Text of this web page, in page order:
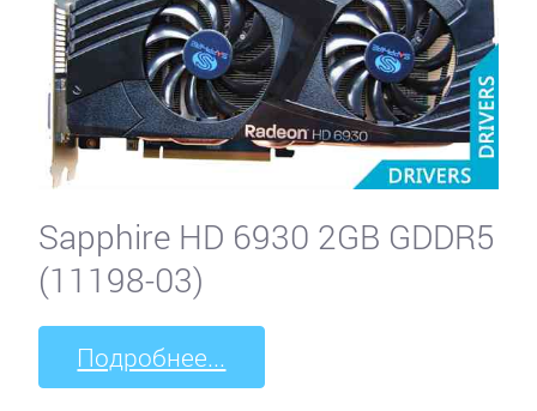
Sapphire HD 6930 2GB GDDR5
(11198-03)
Подробнее...